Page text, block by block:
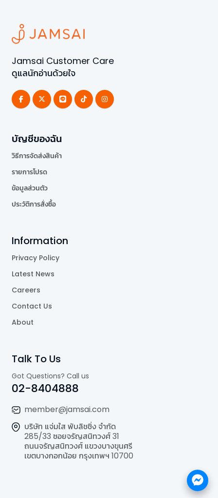
Jamsai Customer Care
ดูแลนักอ่านด้วยใจ
บัญชีของฉัน
วิธีการจัดส่งสินค้า
รายการโปรด
ข้อมูลส่วนตัว
ประวัติการสั่งซื้อ
Information
Privacy Policy
Latest News
Careers
Contact Us
About
Talk To Us
Got Questions? Call us
02-8404888
member@jamsai.com
บริษัท แจ่มใส พับลิชชิ่ง จำกัด
285/33 ซอยจรัญสนิทวงศ์ 31
ถนนจรัญสนิทวงศ์ แขวงบางขุนศรี
เขตบางกอกน้อย กรุงเทพฯ 10700